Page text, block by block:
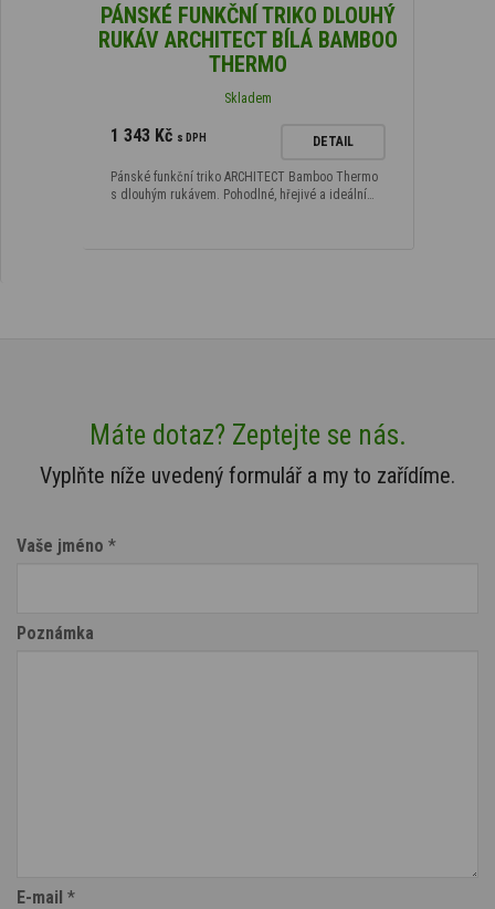
PÁNSKÉ FUNKČNÍ TRIKO DLOUHÝ
RUKÁV ARCHITECT BÍLÁ BAMBOO
THERMO
Skladem
1 343 Kč s DPH DETAIL
Pánské funkční triko ARCHITECT Bamboo Thermo
s dlouhým rukávem. Pohodlné, hřejivé a ideální…
Máte dotaz? Zeptejte se nás.
Vyplňte níže uvedený formulář a my to zařídíme.
Vaše jméno *
Poznámka
E-mail *